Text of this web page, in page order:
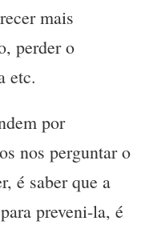
mais
perder o
etc.
por
nos perguntar o
é saber que a
preveni-la, é